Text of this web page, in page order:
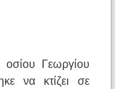
οσίου Γεωργίου
να κτίζει σε